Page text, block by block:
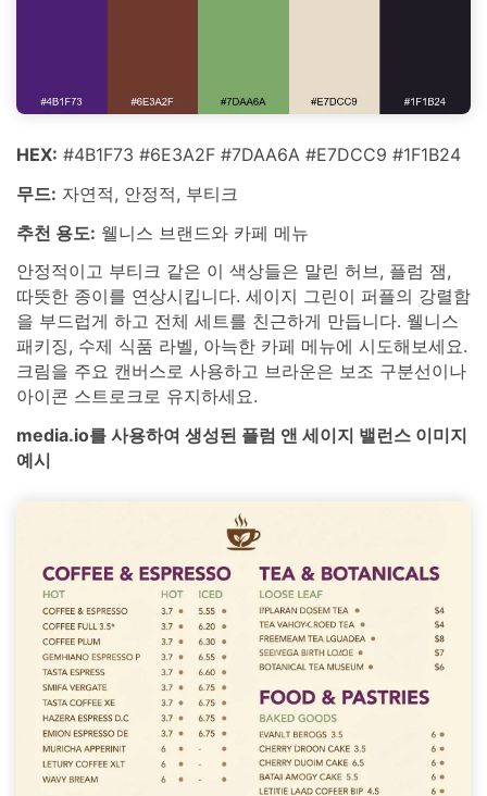
HEX: #4B1F73 #6E3A2F #7DAA6A #E7DCC9 #1F1B24
무드: 자연적, 안정적, 부티크
추천 용도: 웰니스 브랜드와 카페 메뉴
안정적이고 부티크 같은 이 색상들은 말린 허브, 플럼 잼,
따뜻한 종이를 연상시킵니다. 세이지 그린이 퍼플의 강렬함
을 부드럽게 하고 전체 세트를 친근하게 만듭니다. 웰니스
패키징, 수제 식품 라벨, 아늑한 카페 메뉴에 시도해보세요.
크림을 주요 캔버스로 사용하고 브라운은 보조 구분선이나
아이콘 스트로크로 유지하세요.
media.io를 사용하여 생성된 플럼 앤 세이지 밸런스 이미지
예시